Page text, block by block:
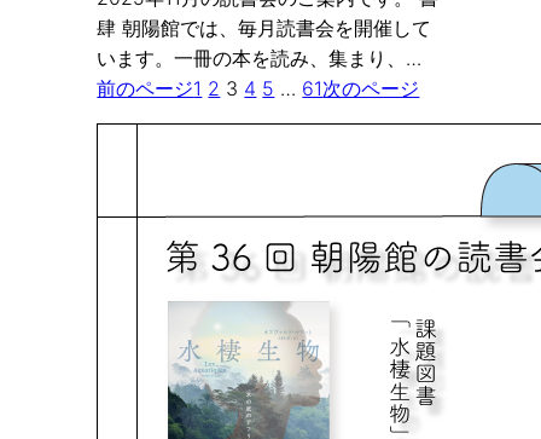
肆 朝陽館では、毎月読書会を開催して
います。一冊の本を読み、集まり、…
前のページ1 2 3 4 5 … 61次のページ